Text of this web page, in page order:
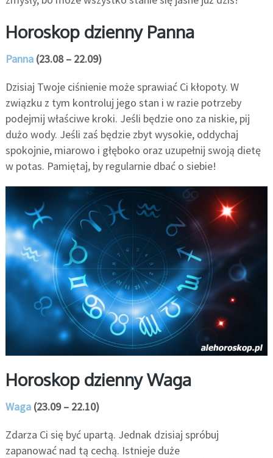
Horoskop dzienny Panna
Panna(23.08 – 22.09)
Dzisiaj Twoje ciśnienie może sprawiać Ci kłopoty. W
związku z tym kontroluj jego stan i w razie potrzeby
podejmij właściwe kroki. Jeśli będzie ono za niskie, pij
dużo wody. Jeśli zaś będzie zbyt wysokie, oddychaj
spokojnie, miarowo i głęboko oraz uzupełnij swoją dietę
w potas. Pamiętaj, by regularnie dbać o siebie!
Horoskop dzienny Waga
Waga(23.09 – 22.10)
Zdarza Ci się być upartą. Jednak dzisiaj spróbuj
zapanować nad tą cechą. Istnieje duże